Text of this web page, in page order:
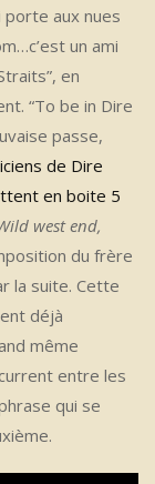
aux nues
un ami
en
“To be in Dire
passe,
de Dire
en boite 5
west end,
du frère
la suite. Cette
déjà
même
entre les
qui se